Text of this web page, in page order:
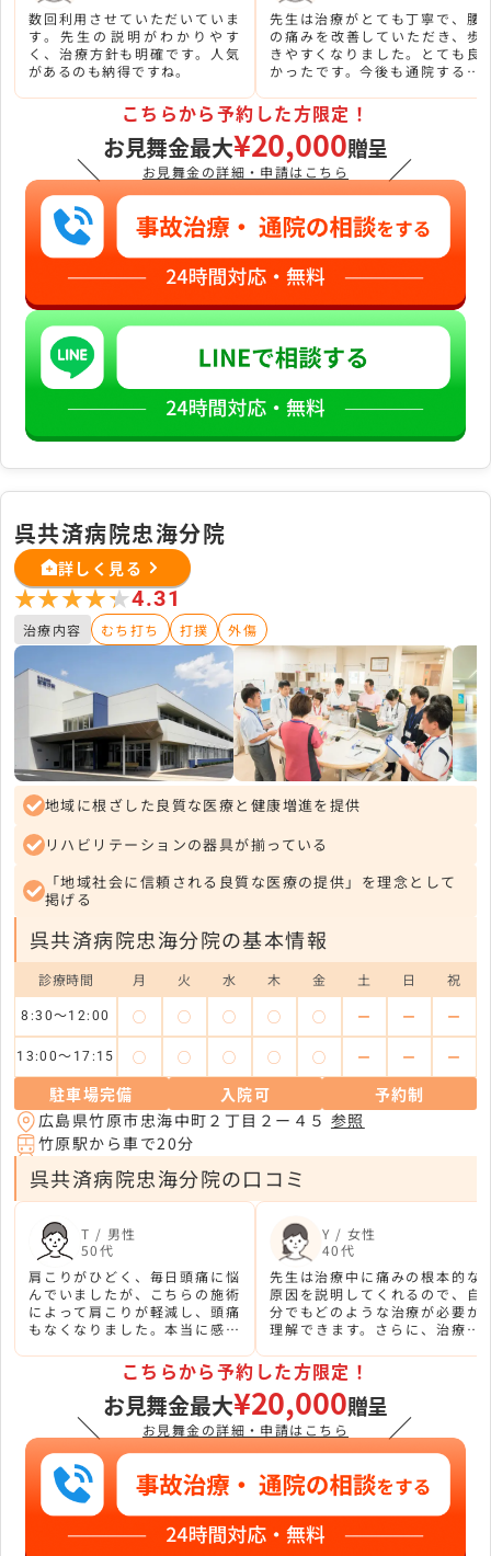
数回利用させていただいていま
す。先生の説明がわかりやす
く、治療方針も明確です。人気
があるのも納得ですね。
先生は治療がとても丁寧で、腰
の痛みを改善していただき、歩
きやすくなりました。とても良
かったです。今後も通院する予
＼
こちらから予約した方限定！
お見舞金最大¥20,000贈呈
お見舞金の詳細・申請はこちら ／
呉共済病院忠海分院
詳しく見る
★★★★★
★★★★★4.31
治療内容 むち打ち 打撲 外傷
地域に根ざした良質な医療と健康増進を提供
リハビリテーションの器具が揃っている
「地域社会に信頼される良質な医療の提供」を理念として
掲げる
呉共済病院忠海分院の基本情報
診療時間 月 火 水 木 金 土 日 祝
8:30〜12:00 ◯ ◯ ◯ ◯ ◯ ー ー ー
13:00〜17:15 ◯ ◯ ◯ ◯ ◯ ー ー ー
駐車場完備 入院可
予約制
広島県竹原市忠海中町２丁目２ー４５ 参照
竹原駅から車で20分
呉共済病院忠海分院の口コミ
T / 男性
50代
肩こりがひどく、毎日頭痛に悩
んでいましたが、こちらの施術
によって肩こりが軽減し、頭痛
もなくなりました。本当に感謝
Y / 女性
40代
先生は治療中に痛みの根本的な
原因を説明してくれるので、自
分でもどのような治療が必要か
理解できます。さらに、治療後
くれるので、痛みの再発を防ぐ
ことができます。
＼
こちらから予約した方限定！
お見舞金最大¥20,000贈呈
お見舞金の詳細・申請はこちら ／